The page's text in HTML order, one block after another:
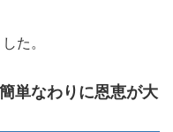
た。
単なわりに恩恵が大